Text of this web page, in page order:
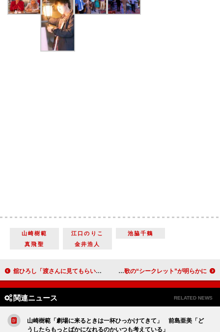
山崎樹範 江口のりこ
池脇千鶴
真飛聖
金井浩人
舘ひろし「渡さんに見てもらいたい」 「綾野くんに引っ張られてこの映画ができている」 香取慎吾が１年１カ月ぶりに楽曲をリリース 「アノニマス」主題歌の“シークレット”が明らかに
関連ニュース RELATED NEWS
山崎樹範「劇場に来るときは一杯ひっかけてきて」 前島亜美「ど
うしたらもっとばかになれるのかいつも考えている」